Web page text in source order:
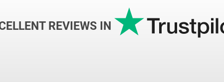
REVIEWS IN